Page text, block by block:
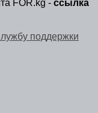
FOR.kg - ссылка
поддержки